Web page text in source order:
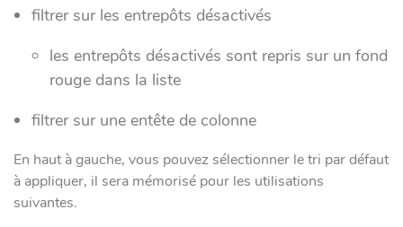
filtrer sur les entrepôts désactivés
les entrepôts désactivés sont repris sur un fond
rouge dans la liste
filtrer sur une entête de colonne
En haut à gauche, vous pouvez sélectionner le tri par défaut
à appliquer, il sera mémorisé pour les utilisations
suivantes.